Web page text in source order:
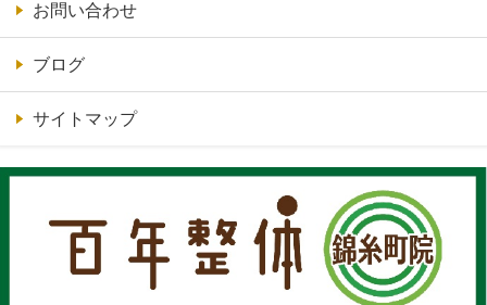
お問い合わせ
ブログ
サイトマップ